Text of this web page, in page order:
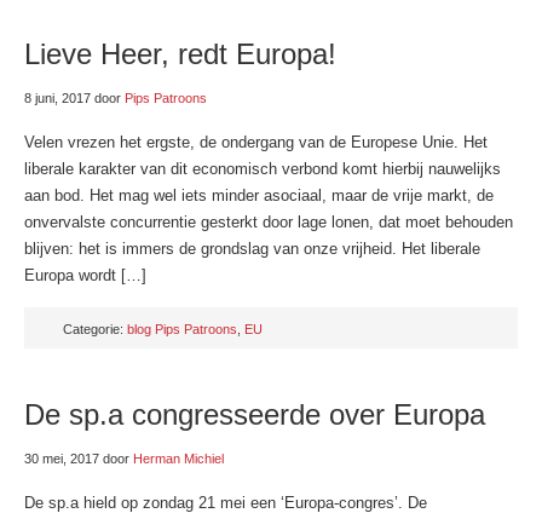
Lieve Heer, redt Europa!
8 juni, 2017 door Pips Patroons
Velen vrezen het ergste, de ondergang van de Europese Unie. Het
liberale karakter van dit economisch verbond komt hierbij nauwelijks
aan bod. Het mag wel iets minder asociaal, maar de vrije markt, de
onvervalste concurrentie gesterkt door lage lonen, dat moet behouden
blijven: het is immers de grondslag van onze vrijheid. Het liberale
Europa wordt […]
Categorie: blog Pips Patroons EU
De sp.a congresseerde over Europa
30 mei, 2017 door Herman Michiel
De sp.a hield op zondag 21 mei een ‘Europa-congres’. De